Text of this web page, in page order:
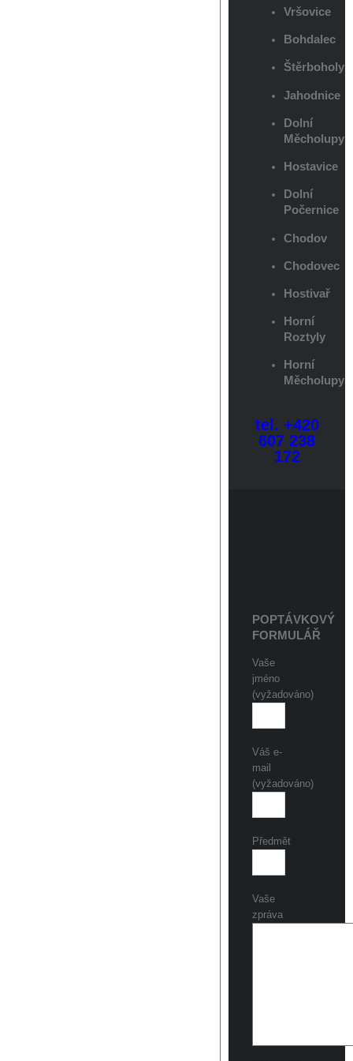
Vršovice
Bohdalec
Štěrboholy
Jahodnice
Dolní
Měcholupy
Hostavice
Dolní
Počernice
Chodov
Chodovec
Hostivař
Horní
Roztyly
Horní
Měcholupy
tel. +420
607 238
172
POPTÁVKOVÝ
FORMULÁŘ
Vaše
jméno
(vyžadováno)
Váš e-
mail
(vyžadováno)
Předmět
Vaše
zpráva